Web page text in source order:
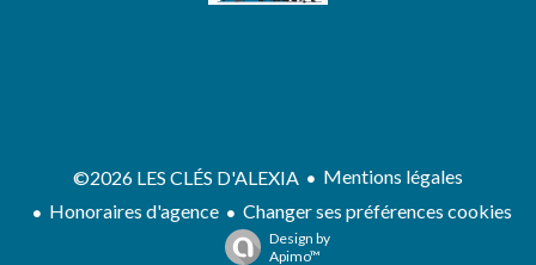
©2026 LES CLÉS D'ALEXIA
Mentions légales
Honoraires d'agence
Changer ses préférences cookies
Design by
Apimo™